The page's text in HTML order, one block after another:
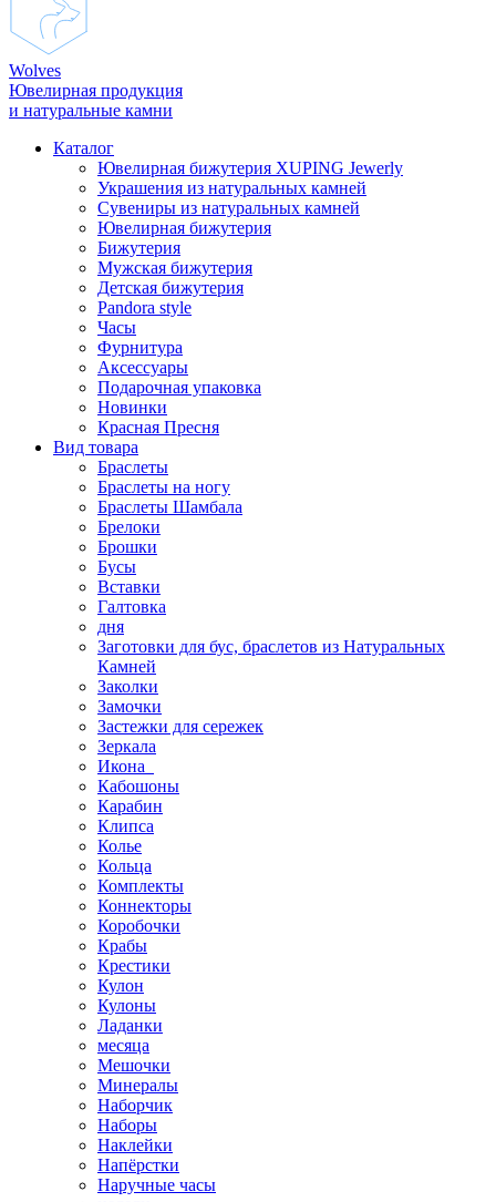
Wolves
Ювелирная продукция
и натуральные камни
Каталог
Ювелирная бижутерия XUPING Jewerly
Украшения из натуральных камней
Сувениры из натуральных камней
Ювелирная бижутерия
Бижутерия
Мужская бижутерия
Детская бижутерия
Pandora style
Часы
Фурнитура
Аксеcсуары
Подарочная упаковка
Новинки
Красная Пресня
Вид товара
Браслеты
Браслеты на ногу
Браслеты Шамбала
Брелоки
Брошки
Бусы
Вставки
Галтовка
дня
Заготовки для бус, браслетов из Натуральных
Камней
Заколки
Замочки
Застежки для сережек
Зеркала
Икона
Кабошоны
Карабин
Клипса
Колье
Кольца
Комплекты
Коннекторы
Коробочки
Крабы
Крестики
Кулон
Кулоны
Ладанки
месяца
Мешочки
Минералы
Наборчик
Наборы
Наклейки
Напёрстки
Наручные часы